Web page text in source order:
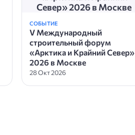
Север» 2026 в Москве
СОБЫТИЕ
V Международный
строительный форум
«Арктика и Крайний Север»
2026 в Москве
28 Окт 2026